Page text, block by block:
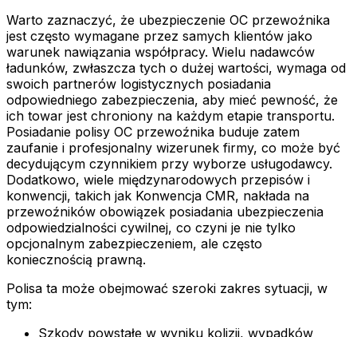
Warto zaznaczyć, że ubezpieczenie OC przewoźnika
jest często wymagane przez samych klientów jako
warunek nawiązania współpracy. Wielu nadawców
ładunków, zwłaszcza tych o dużej wartości, wymaga od
swoich partnerów logistycznych posiadania
odpowiedniego zabezpieczenia, aby mieć pewność, że
ich towar jest chroniony na każdym etapie transportu.
Posiadanie polisy OC przewoźnika buduje zatem
zaufanie i profesjonalny wizerunek firmy, co może być
decydującym czynnikiem przy wyborze usługodawcy.
Dodatkowo, wiele międzynarodowych przepisów i
konwencji, takich jak Konwencja CMR, nakłada na
przewoźników obowiązek posiadania ubezpieczenia
odpowiedzialności cywilnej, co czyni je nie tylko
opcjonalnym zabezpieczeniem, ale często
koniecznością prawną.
Polisa ta może obejmować szeroki zakres sytuacji, w
tym:
Szkody powstałe w wyniku kolizji, wypadków